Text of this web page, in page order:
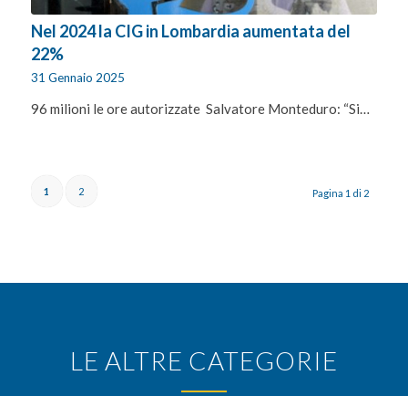
Nel 2024 la CIG in Lombardia aumentata del
22%
31 Gennaio 2025
96 milioni le ore autorizzate Salvatore Monteduro: “Si…
Pagina 1 di 2
1 2
LE ALTRE CATEGORIE